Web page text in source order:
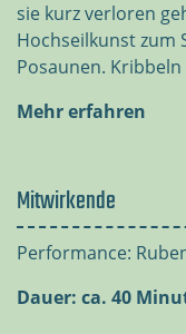
sie kurz verloren
Hochseilkunst zum
Posaunen.
Mehr erfahren
Mitwirkende
Performance:
Dauer: ca. 40